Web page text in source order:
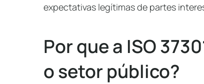
expectativas legítimas de partes
Por que a ISO
o setor público?